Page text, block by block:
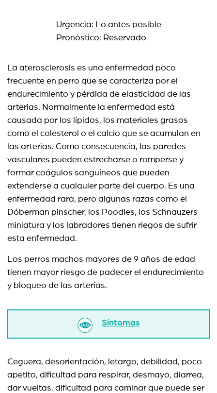
Urgencia: Lo antes posible
Pronóstico: Reservado
La aterosclerosis es una enfermedad poco
frecuente en perro que se caracteriza por el
endurecimiento y pérdida de elasticidad de las
arterias. Normalmente la enfermedad está
causada por los lípidos, los materiales grasos
como el colesterol o el calcio que se acumulan en
las arterias. Como consecuencia, las paredes
vasculares pueden estrecharse o romperse y
formar coágulos sanguíneos que pueden
extenderse a cualquier parte del cuerpo. Es una
enfermedad rara, pero algunas razas como el
Dóberman pinscher, los Poodles, los Schnauzers
miniatura y los labradores tienen riegos de sufrir
esta enfermedad.
Los perros machos mayores de 9 años de edad
tienen mayor riesgo de padecer el endurecimiento
y bloqueo de las arterias.
Síntomas
Ceguera, desorientación, letargo, debilidad, poco
apetito, dificultad para respirar, desmayo, diarrea,
dar vueltas, dificultad para caminar que puede ser